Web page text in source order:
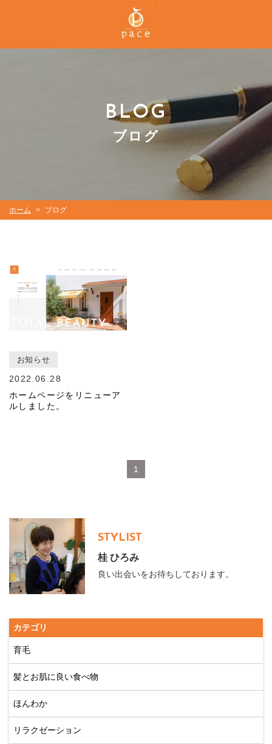
BLOG
ブログ
ホーム > ブログ
お知らせ
2022.06.28
ホームページをリニューア
ルしました。
1
STYLIST
桂 ひろみ
良い出会いをお待ちしております。
カテゴリ
育毛
髪とお肌に良い食べ物
ほんわか
リラクゼーション